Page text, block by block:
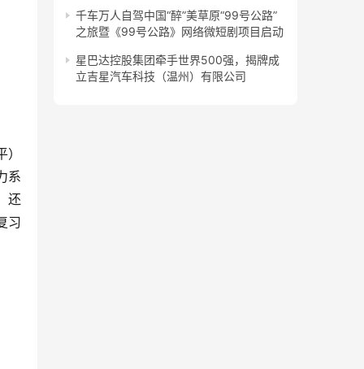
系
还
习
千车万人自驾中国“醉”美草原“99号公路”
之旅暨《99号公路》网络微短剧项目启动
星巴达控股集团牵手世界500强，揭牌成
立吉星汽车科技（温州）有限公司